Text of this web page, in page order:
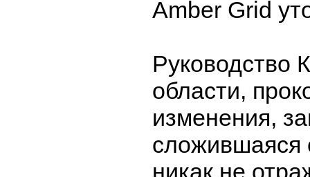
Amber Grid
Руководство
области,
изменения,
сложившаяся
никак не